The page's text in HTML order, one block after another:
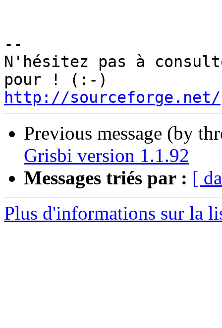
--
N'hésitez pas à
http://
Previous message (by
Grisbi version 1.1.92
Messages triés par : [
Plus d'informations sur la